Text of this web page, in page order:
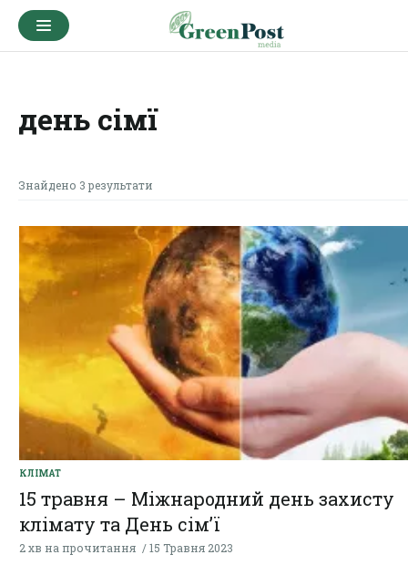
день сімї
Знайдено 3 результати
КЛІМАТ
15 травня – Міжнародний день захисту
клімату та День сім’ї
2 хв на прочитання 15 Травня 2023